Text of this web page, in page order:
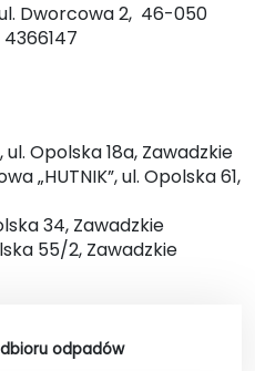
Dworcowa 2, 46-050
Opolska 18a, Zawadzkie
„HUTNIK”, ul. Opolska 61,
34, Zawadzkie
55/2, Zawadzkie
odpadów